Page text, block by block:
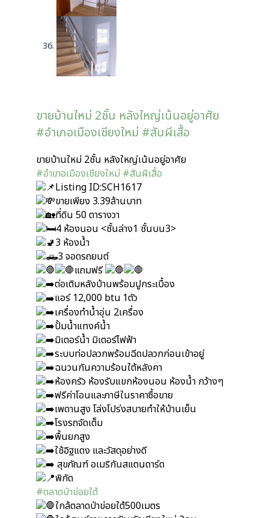
ขายบ้านใหม่ 2ชั้น หลังใหญ่เน้นอยู่อาศัย
#อำเภอเมืองเชียงใหม่ #สันผีเสื้อ
ขายบ้านใหม่ 2ชั้น หลังใหญ่เน้นอยู่อาศัย
#อำเภอเมืองเชียงใหม่ #สันผีเสื้อ
Listing ID:SCH1617
ขายเพียง 3.39ล้านบาท
ที่ดิน 50 ตารางวา
4 ห้องนอน <ชั้นล่าง1 ชั้นบน3>
3 ห้องน้ำ
3 จอดรถยนต์
แถมฟรี
ต่อเติมหลังบ้านพร้อมปูกระเบื้อง
แอร์ 12,000 btu 1ตัว
เครื่องทำน้ำอุ่น 2เครื่อง
ปั้มน้ำแทงค์น้ำ
มิเตอร์น้ำ มิเตอร์ไฟฟ้า
ระบบท่อปลวกพร้อมฉีดปลวกก่อนเข้าอยู่
ฉนวนกันความร้อนใต้หลังคา
ห้องครัว ห้องรับแขกห้องนอน ห้องน้ำ กว้างๆ
ฟรีค่าโอนและภาษีในราคาซื้อขาย
เพดานสูง โล่งโปร่งสบายทำให้บ้านเย็น
โรงรถจัดเต็ม
พื้นยกสูง
ใช้อิฐแดง และวัสดุอย่างดี
สุขภัณฑ์ อเมริกันสแตนดาร์ด
พิกัด
#ตลาดป่าข่อยใต้
ใกล้ตลาดป่าข่อยใต้500เมตร